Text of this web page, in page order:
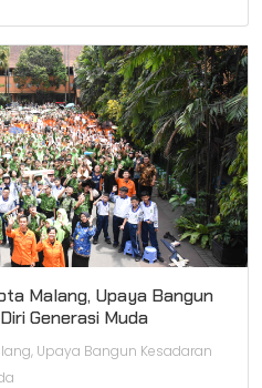
Malang, Upaya Bangun
Generasi Muda
Upaya Bangun Kesadaran